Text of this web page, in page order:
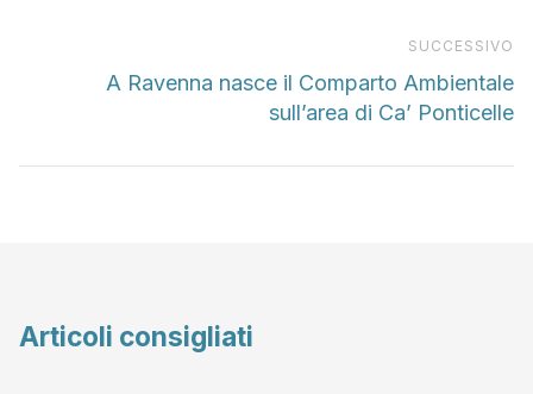
SUCCESSIVO
A Ravenna nasce il Comparto Ambientale
sull’area di Ca’ Ponticelle
Articoli consigliati